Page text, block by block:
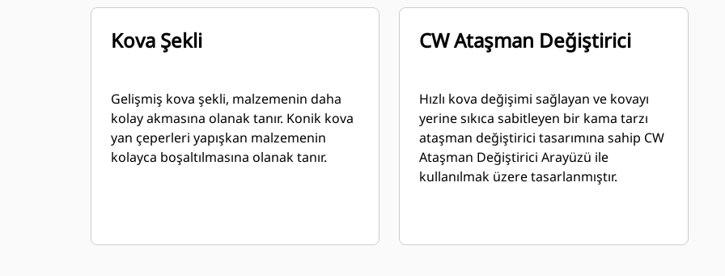
Kova Şekli
Gelişmiş kova şekli, malzemenin daha
kolay akmasına olanak tanır. Konik kova
yan çeperleri yapışkan malzemenin
kolayca boşaltılmasına olanak tanır.
CW Ataşman Değiştirici
Hızlı kova değişimi sağlayan ve kovayı
yerine sıkıca sabitleyen bir kama tarzı
ataşman değiştirici tasarımına sahip CW
Ataşman Değiştirici Arayüzü ile
kullanılmak üzere tasarlanmıştır.